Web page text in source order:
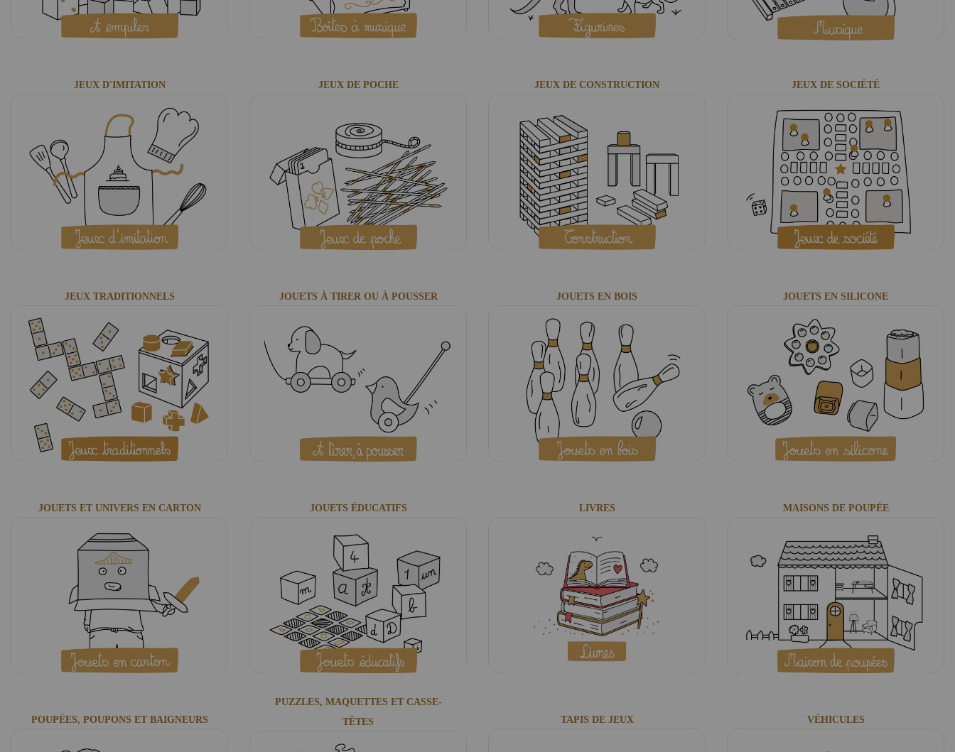
JEUX D'IMITATION JEUX DE POCHE JEUX DE CONSTRUCTION JEUX DE SOCIÉTÉ
JEUX TRADITIONNELS JOUETS À TIRER OU À POUSSER JOUETS EN BOIS JOUETS EN SILICONE
JOUETS ET UNIVERS EN CARTON JOUETS ÉDUCATIFS LIVRES MAISONS DE POUPÉE
POUPÉES, POUPONS ET BAIGNEURS
PUZZLES, MAQUETTES ET CASSE-
TÊTES
TAPIS DE JEUX VÉHICULES